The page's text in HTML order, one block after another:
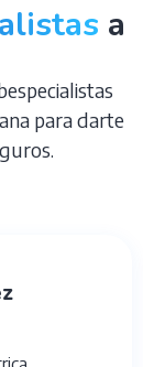
a
para darte